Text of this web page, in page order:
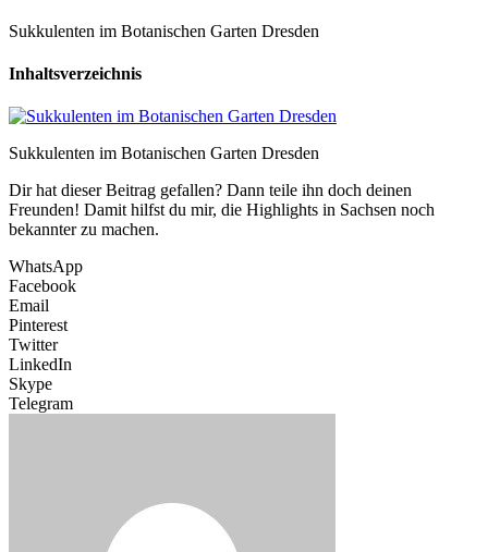
Sukkulenten im Botanischen Garten Dresden
Inhaltsverzeichnis
Sukkulenten im Botanischen Garten Dresden
Dir hat dieser Beitrag gefallen? Dann teile ihn doch deinen
Freunden! Damit hilfst du mir, die Highlights in Sachsen noch
bekannter zu machen.
WhatsApp
Facebook
Email
Pinterest
Twitter
LinkedIn
Skype
Telegram